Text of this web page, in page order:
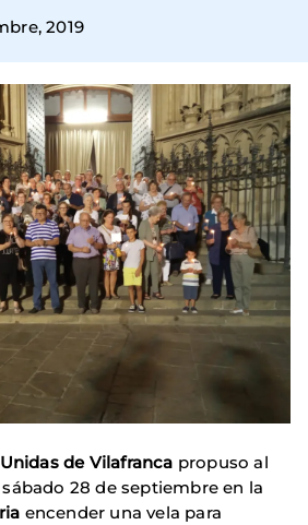
2019
de Vilafranca propuso al
28 de septiembre en la
encender una vela para